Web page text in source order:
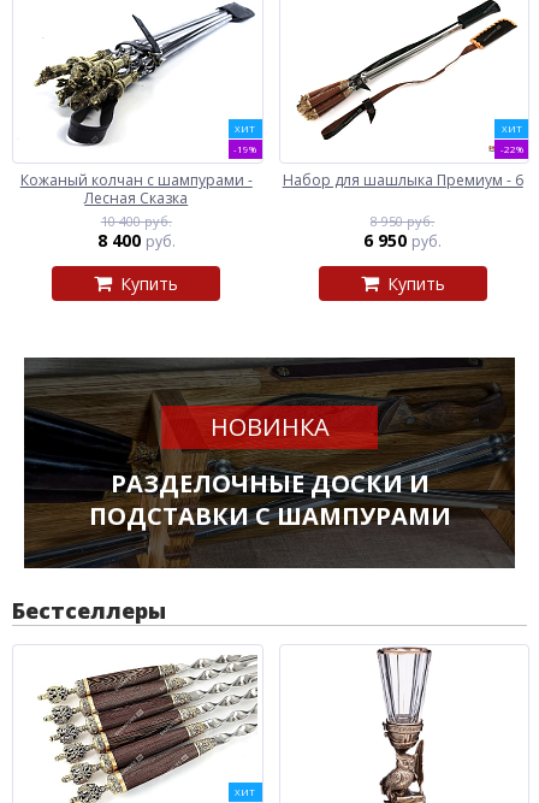
ХИТ
-19%
Кожаный колчан с шампурами -
Лесная Сказка
10 400 руб.
8 400 руб.
Купить
ХИТ
-22%
Набор для шашлыка Премиум - 6
8 950 руб.
6 950 руб.
Купить
НОВИНКА
РАЗДЕЛОЧНЫЕ ДОСКИ И
ПОДСТАВКИ С ШАМПУРАМИ
Бестселлеры
ХИТ